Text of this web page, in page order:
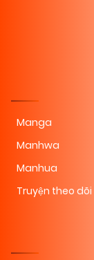
Manga
Manhwa
Manhua
Truyện theo dõi